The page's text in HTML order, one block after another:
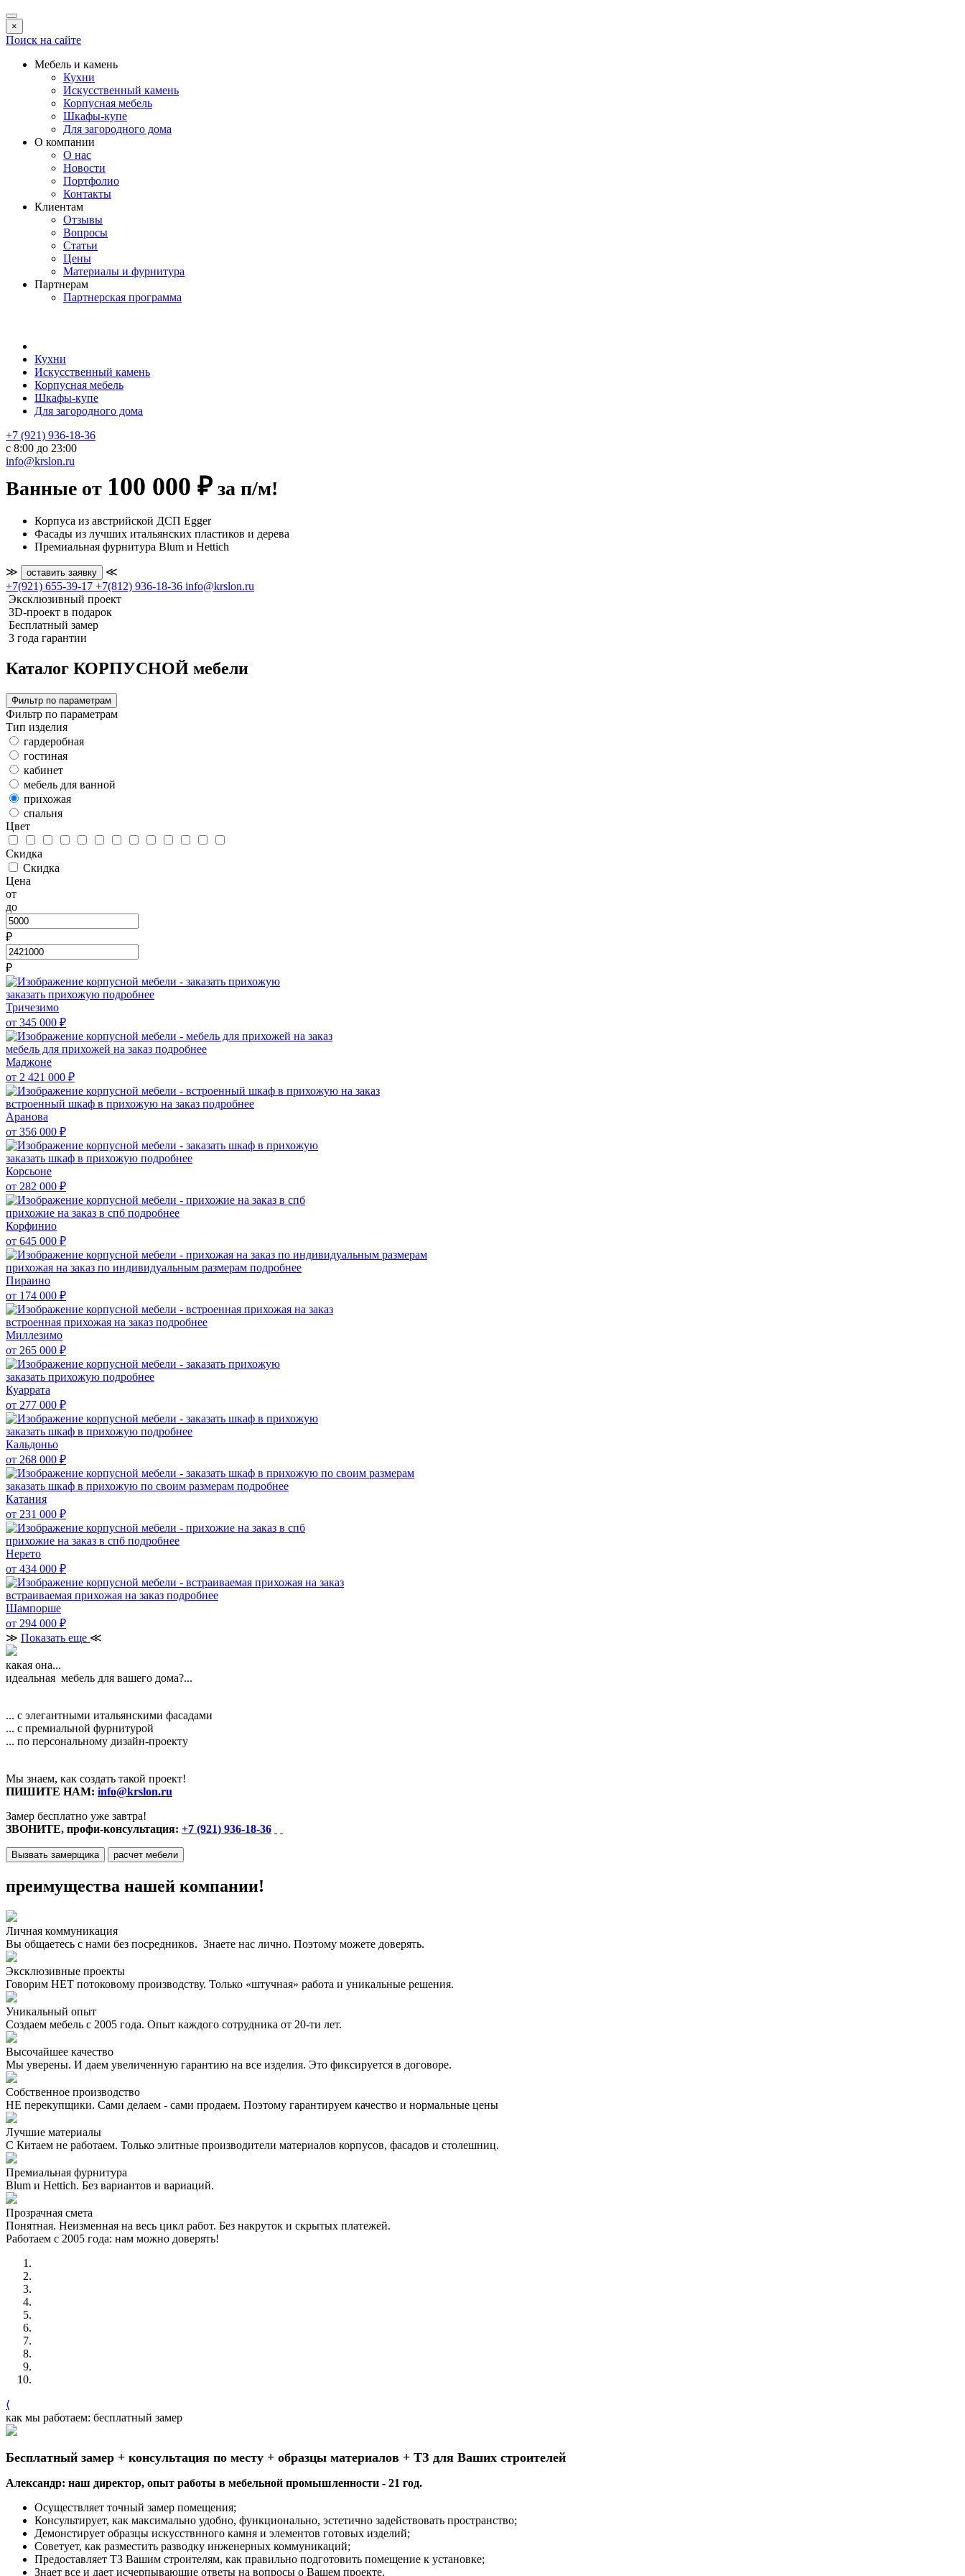
×
Поиск на сайте
Мебель и камень
Кухни
Искусственный камень
Корпусная мебель
Шкафы-купе
Для загородного дома
О компании
О нас
Новости
Портфолио
Контакты
Клиентам
Отзывы
Вопросы
Статьи
Цены
Материалы и фурнитура
Партнерам
Партнерская программа
Кухни
Искусственный камень
Корпусная мебель
Шкафы-купе
Для загородного дома
+7 (921) 936-18-36
с 8:00 до 23:00
info@krslon.ru
Ванные от 100 000 ₽ за п/м!
Корпуса из австрийской ДСП Egger
Фасады из лучших итальянских пластиков и дерева
Премиальная фурнитура Blum и Hettich
≫ оставить заявку
≪
+7(921) 655-39-17 +7(812) 936-18-36 info@krslon.ru
Эксклюзивный проект
3D-проект в подарок
Бесплатный замер
3 года гарантии
Каталог КОРПУСНОЙ мебели
Фильтр по параметрам
Фильтр по параметрам
Тип изделия
гардеробная
гостиная
кабинет
мебель для ванной
прихожая
спальня
Цвет
Скидка
Скидка
Цена
от
до
₽
₽
заказать прихожую подробнее
Тричезимо
от 345 000 ₽
мебель для прихожей на заказ подробнее
Маджоне
от 2 421 000 ₽
встроенный шкаф в прихожую на заказ подробнее
Аранова
от 356 000 ₽
заказать шкаф в прихожую подробнее
Корсьоне
от 282 000 ₽
прихожие на заказ в спб подробнее
Корфинио
от 645 000 ₽
прихожая на заказ по индивидуальным размерам подробнее
Пираино
от 174 000 ₽
встроенная прихожая на заказ подробнее
Миллезимо
от 265 000 ₽
заказать прихожую подробнее
Куаррата
от 277 000 ₽
заказать шкаф в прихожую подробнее
Кальдоньо
от 268 000 ₽
заказать шкаф в прихожую по своим размерам подробнее
Катания
от 231 000 ₽
прихожие на заказ в спб подробнее
Нерето
от 434 000 ₽
встраиваемая прихожая на заказ подробнее
Шампорше
от 294 000 ₽
≫ Показать еще ≪
какая она...
идеальная мебель для вашего дома?...
... с элегантными итальянскими фасадами
... с премиальной фурнитурой
... по персональному дизайн-проекту
Мы знаем, как создать такой проект!
ПИШИТЕ НАМ: info@krslon.ru
Замер бесплатно уже завтра!
ЗВОНИТЕ, профи-консультация: +7 (921) 936-18-36
Вызвать замерщика расчет мебели
преимущества нашей компании!
Личная коммуникация
Вы общаетесь с нами без посредников. Знаете нас лично. Поэтому можете доверять.
Эксклюзивные проекты
Говорим НЕТ потоковому производству. Только «штучная» работа и уникальные решения.
Уникальный опыт
Создаем мебель с 2005 года. Опыт каждого сотрудника от 20-ти лет.
Высочайшее качество
Мы уверены. И даем увеличенную гарантию на все изделия. Это фиксируется в договоре.
Собственное производство
НЕ перекупщики. Сами делаем - сами продаем. Поэтому гарантируем качество и нормальные цены
Лучшие материалы
С Китаем не работаем. Только элитные производители материалов корпусов, фасадов и столешниц.
Премиальная фурнитура
Blum и Hettich. Без вариантов и вариаций.
Прозрачная смета
Понятная. Неизменная на весь цикл работ. Без накруток и скрытых платежей.
Работаем с 2005 года: нам можно доверять!
⟨
как мы работаем: бесплатный замер
Бесплатный замер + консультация по месту + образцы материалов + ТЗ для Ваших строителей
Александр: наш директор, опыт работы в мебельной промышленности - 21 год.
Осуществляет точный замер помещения;
Консультирует, как максимально удобно, функционально, эстетично задействовать пространство;
Демонстирует образцы искусствнного камня и элементов готовых изделий;
Советует, как разместить разводку инженерных коммуникаций;
Предоставляет ТЗ Вашим строителям, как правильно подготовить помещение к установке;
Знает все и дает исчерпывающие ответы на вопросы о Вашем проекте.